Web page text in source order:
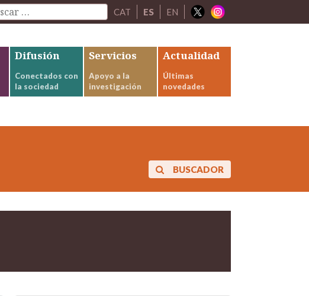
CAT ES EN
Difusión
Conectados con
la sociedad
Servicios
Apoyo a la
investigación
Actualidad
Últimas
novedades
BUSCADOR